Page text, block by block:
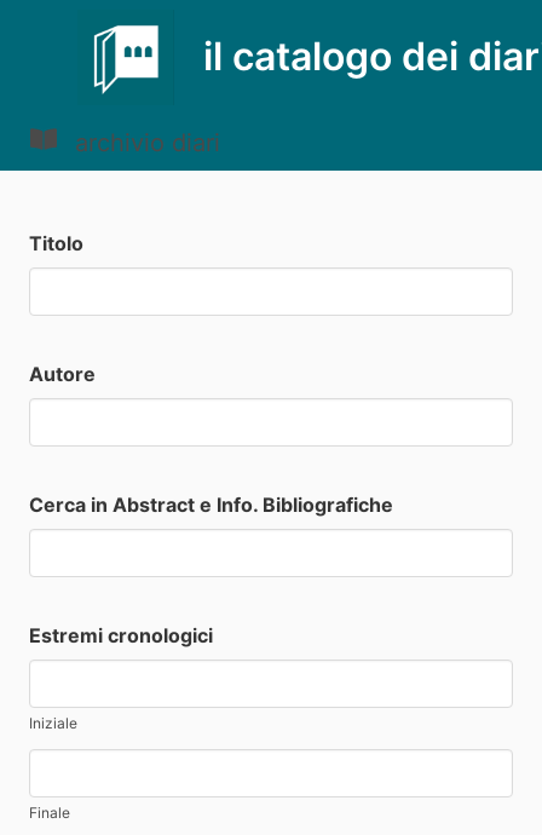
il catalogo dei
archivio diari
Titolo
Autore
Cerca in Abstract e Info. Bibliografiche
Estremi cronologici
Iniziale
Finale